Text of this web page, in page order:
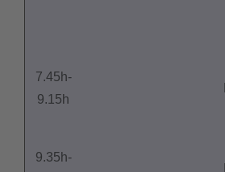
7.45h-
9.15h
9.35h-